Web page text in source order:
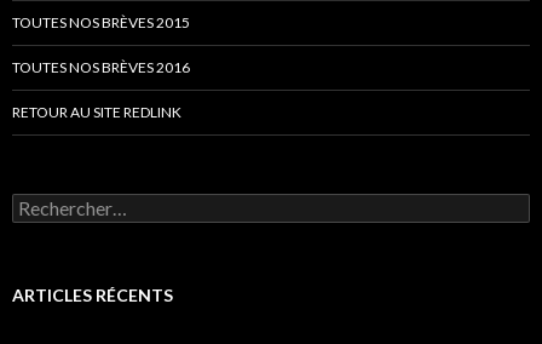
TOUTES NOS BRÈVES 2015
TOUTES NOS BRÈVES 2016
RETOUR AU SITE REDLINK
Rechercher :
ARTICLES RÉCENTS